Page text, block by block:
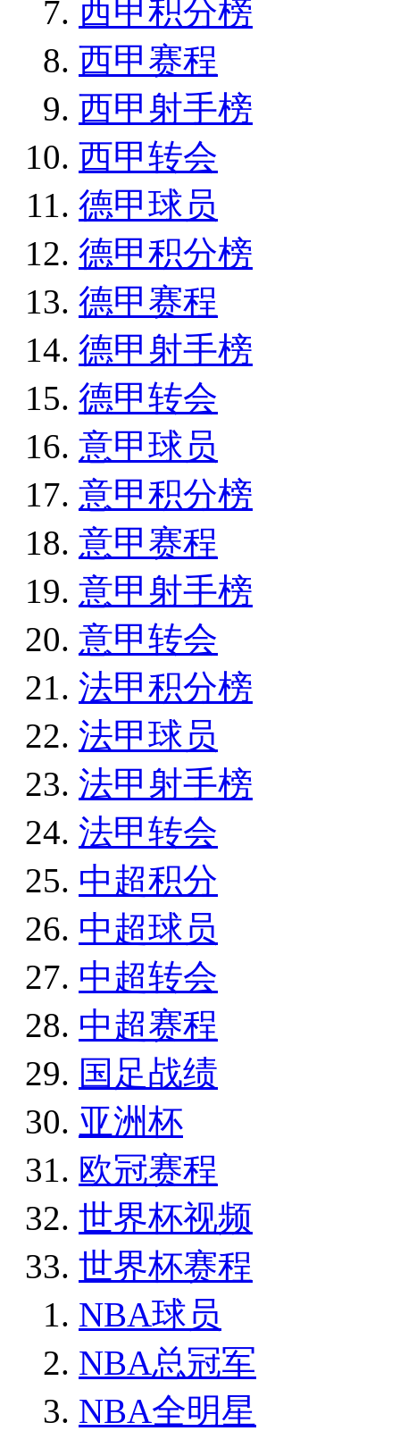
西甲积分榜
西甲赛程
西甲射手榜
西甲转会
德甲球员
德甲积分榜
德甲赛程
德甲射手榜
德甲转会
意甲球员
意甲积分榜
意甲赛程
意甲射手榜
意甲转会
法甲积分榜
法甲球员
法甲射手榜
法甲转会
中超积分
中超球员
中超转会
中超赛程
国足战绩
亚洲杯
欧冠赛程
世界杯视频
世界杯赛程
NBA球员
NBA总冠军
NBA全明星